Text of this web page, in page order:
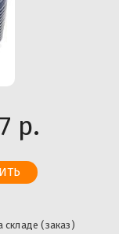
р.
складе (заказ)